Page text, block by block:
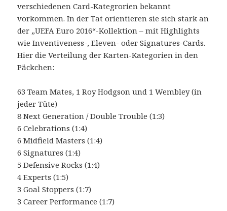
verschiedenen Card-Kategrorien bekannt
vorkommen. In der Tat orientieren sie sich stark an
der „UEFA Euro 2016“-Kollektion – mit Highlights
wie Inventiveness-, Eleven- oder Signatures-Cards.
Hier die Verteilung der Karten-Kategorien in den
Päckchen:
63 Team Mates, 1 Roy Hodgson und 1 Wembley (in
jeder Tüte)
8 Next Generation / Double Trouble (1:3)
6 Celebrations (1:4)
6 Midfield Masters (1:4)
6 Signatures (1:4)
5 Defensive Rocks (1:4)
4 Experts (1:5)
3 Goal Stoppers (1:7)
3 Career Performance (1:7)